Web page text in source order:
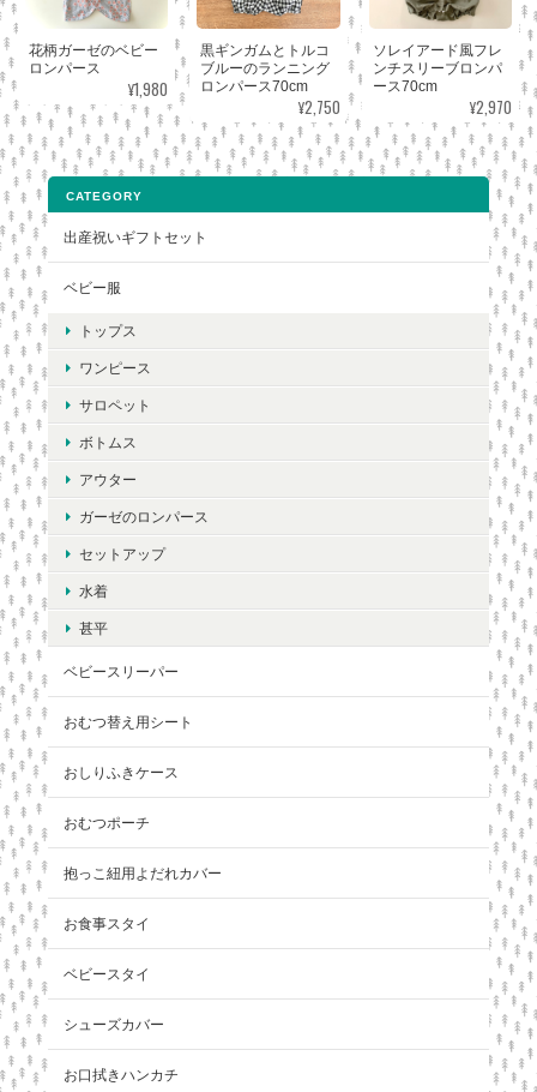
花柄ガーゼのベビー
ロンパース
¥1,980
黒ギンガムとトルコ
ブルーのランニング
ロンパース70cm
¥2,750
ソレイアード風フレ
ンチスリーブロンパ
ース70cm
¥2,970
CATEGORY
出産祝いギフトセット
ベビー服
トップス
ワンピース
サロペット
ボトムス
アウター
ガーゼのロンパース
セットアップ
水着
甚平
ベビースリーパー
おむつ替え用シート
おしりふきケース
おむつポーチ
抱っこ紐用よだれカバー
お食事スタイ
ベビースタイ
シューズカバー
お口拭きハンカチ